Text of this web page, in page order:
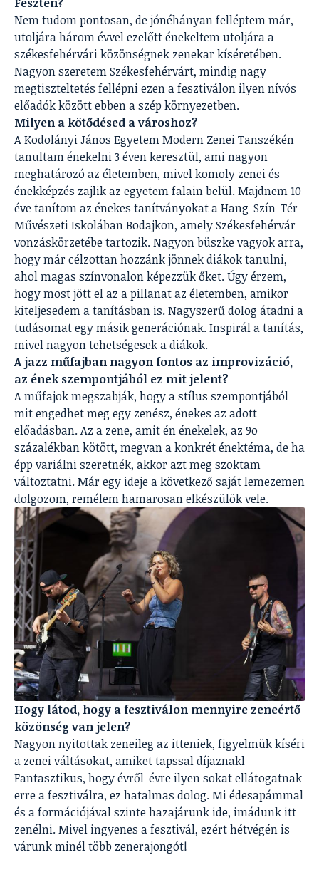
Nem tudom pontosan, de jónéhányan felléptem már,
utoljára három évvel ezelőtt énekeltem utoljára a
székesfehérvári közönségnek zenekar kíséretében.
Nagyon szeretem Székesfehérvárt, mindig nagy
megtiszteltetés fellépni ezen a fesztiválon ilyen nívós
előadók között ebben a szép környezetben.
Milyen a kötődésed a városhoz?
A Kodolányi János Egyetem Modern Zenei Tanszékén
tanultam énekelni 3 éven keresztül, ami nagyon
meghatározó az életemben, mivel komoly zenei és
énekképzés zajlik az egyetem falain belül. Majdnem 10
éve tanítom az énekes tanítványokat a Hang-Szín-Tér
Művészeti Iskolában Bodajkon, amely Székesfehérvár
vonzáskörzetébe tartozik. Nagyon büszke vagyok arra,
hogy már célzottan hozzánk jönnek diákok tanulni,
ahol magas színvonalon képezzük őket. Úgy érzem,
hogy most jött el az a pillanat az életemben, amikor
kiteljesedem a tanításban is. Nagyszerű dolog átadni a
tudásomat egy másik generációnak. Inspirál a tanítás,
mivel nagyon tehetségesek a diákok.
A jazz műfajban nagyon fontos az improvizáció,
az ének szempontjából ez mit jelent?
A műfajok megszabják, hogy a stílus szempontjából
mit engedhet meg egy zenész, énekes az adott
előadásban. Az a zene, amit én énekelek, az 9o
százalékban kötött, megvan a konkrét énektéma, de ha
épp variálni szeretnék, akkor azt meg szoktam
változtatni. Már egy ideje a következő saját lemezemen
dolgozom, remélem hamarosan elkészülök vele.
Hogy látod, hogy a fesztiválon mennyire zeneértő
közönség van jelen?
Nagyon nyitottak zeneileg az itteniek, figyelmük kíséri
a zenei váltásokat, amiket tapssal díjaznakl
Fantasztikus, hogy évről-évre ilyen sokat ellátogatnak
erre a fesztiválra, ez hatalmas dolog. Mi édesapámmal
és a formációjával szinte hazajárunk ide, imádunk itt
zenélni. Mivel ingyenes a fesztivál, ezért hétvégén is
várunk minél több zenerajongót!